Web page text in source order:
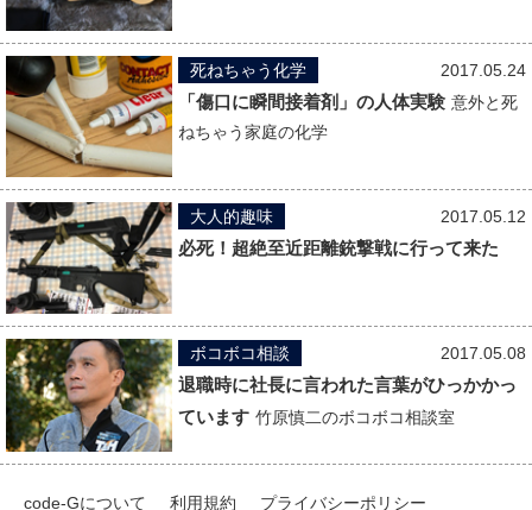
2017.05.24
死ねちゃう化学
「傷口に瞬間接着剤」の人体実験 意外と死
ねちゃう家庭の化学
2017.05.12
大人的趣味
必死！超絶至近距離銃撃戦に行って来た
2017.05.08
ボコボコ相談
退職時に社長に言われた言葉がひっかかっ
ています 竹原慎二のボコボコ相談室
code-Gについて 利用規約 プライバシーポリシー